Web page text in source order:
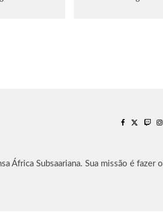
África Subsaariana. Sua missão é fazer o